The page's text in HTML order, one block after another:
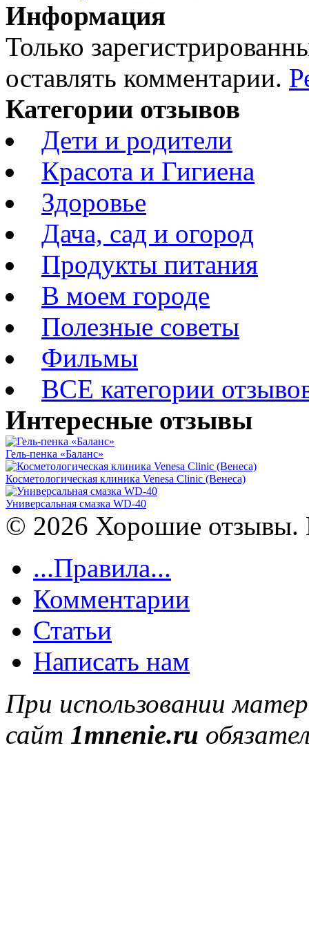
Информация
Только
оставлять комментарии.
Категории отзывов
Дети и родители
Красота и Гигиена
Здоровье
Дача, сад и огород
Продукты питания
В моем городе
Полезные советы
Фильмы
ВСЕ категории
Интересные отзывы
Гель-пенка «Баланс»
Косметологическая клиника Venesa Clinic (Венеса)
Универсальная смазка WD-40
© 2026 Хорошие отзывы.
...Правила...
Комментарии
Статьи
Написать нам
При использовании
сайт 1mnenie.ru